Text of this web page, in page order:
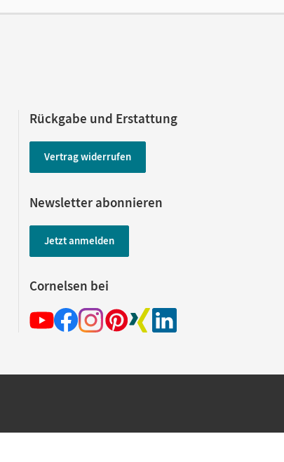
Rückgabe und Erstattung
Vertrag widerrufen
Newsletter abonnieren
Jetzt anmelden
Cornelsen bei